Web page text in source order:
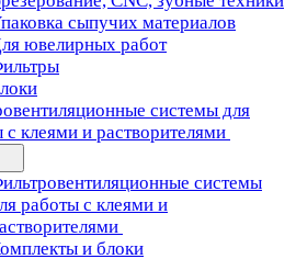
сыпучих материалов
ювелирных работ
системы для
с клеями и растворителями
системы
работы с клеями и
и блоки